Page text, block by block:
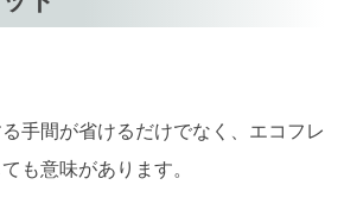
手間が省けるだけでなく、エコフレ
も意味があります。